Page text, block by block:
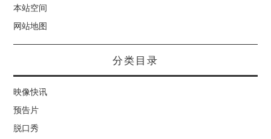
本站空间
网站地图
分类目录
映像快讯
预告片
脱口秀